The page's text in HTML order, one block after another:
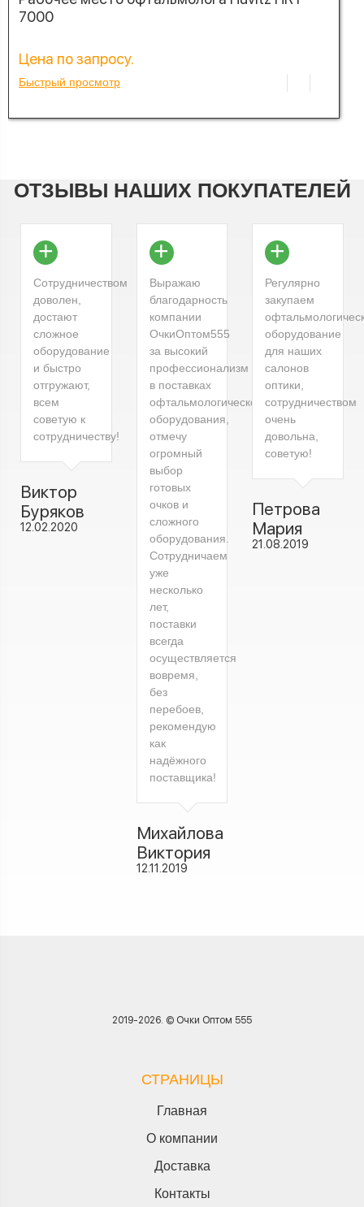
7000
Цена по запросу.
Быстрый просмотр
ОТЗЫВЫ НАШИХ ПОКУПАТЕЛЕЙ
+
Сотрудничеством
доволен,
достают
сложное
оборудование
и быстро
отгружают,
всем
советую к
сотрудничеству!
Виктор
Буряков
12.02.2020
+
Выражаю
благодарность
компании
ОчкиОптом555
за высокий
профессионализм
в поставках
офтальмологического
оборудования,
отмечу
огромный
выбор
готовых
очков и
сложного
оборудования.
Сотрудничаем
уже
несколько
лет,
поставки
всегда
осуществляется
вовремя,
без
перебоев,
рекомендую
как
надёжного
поставщика!
Михайлова
Виктория
12.11.2019
+
Регулярно
закупаем
оборудование
для наших
салонов
оптики,
сотрудничеством
очень
довольна,
советую!
Петрова
Мария
21.08.2019
2019-2026. © Очки Оптом 555
СТРАНИЦЫ
Главная
О компании
Доставка
Контакты